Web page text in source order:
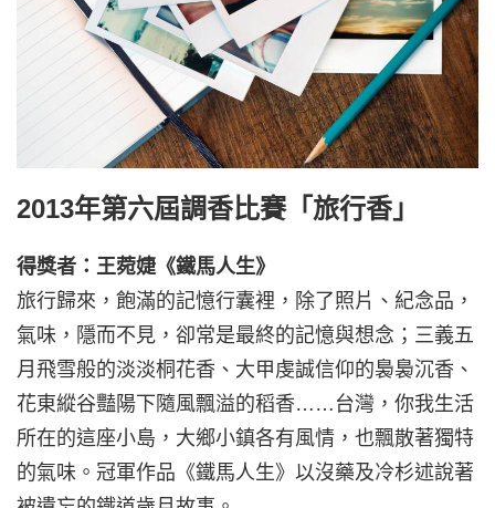
2013年第六屆調香比賽「旅行香」
得獎者：王菀婕《鐵馬人生》
旅行歸來，飽滿的記憶行囊裡，除了照片、紀念品，
氣味，隱而不見，卻常是最終的記憶與想念；三義五
月飛雪般的淡淡桐花香、大甲虔誠信仰的裊裊沉香、
花東縱谷豔陽下隨風飄溢的稻香……台灣，你我生活
所在的這座小島，大鄉小鎮各有風情，也飄散著獨特
的氣味。冠軍作品《鐵馬人生》以沒藥及冷杉述說著